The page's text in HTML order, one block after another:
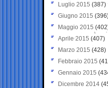
Luglio 2015 (387)
Giugno 2015
Maggio 2015
Aprile 2015 (407)
Marzo 2015 (428)
Febbraio 2015
Gennaio 2015
Dicembre 2014